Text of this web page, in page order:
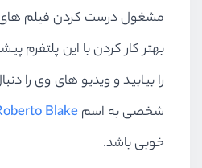
مشغول درست کردن فیلم
بهتر کار کردن با این پلتفرم
را بیابید و ویدیو های وی را
شخصی به اسم Blake
خوبی باشد.